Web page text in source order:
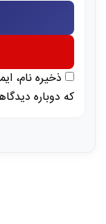
ذخیره نام،
که دوباره